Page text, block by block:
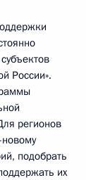
России».
регионов
подобрать
их